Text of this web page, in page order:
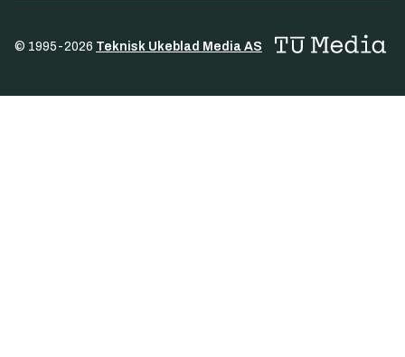
© 1995-2026 Teknisk Ukeblad Media AS